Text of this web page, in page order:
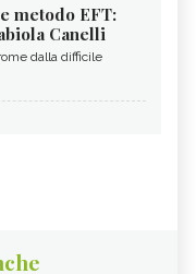
metodo EFT:
Canelli
dalla difficile